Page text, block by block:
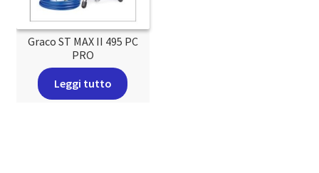
Graco ST MAX II 495 PC
PRO
Leggi tutto